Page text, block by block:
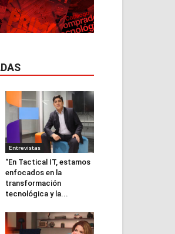
Entrevistas
“En Tactical IT, estamos
enfocados en la
transformación
tecnológica y la...